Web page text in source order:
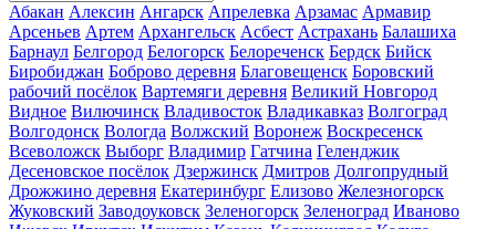
Абакан Алексин Ангарск Апрелевка Арзамас Армавир
Арсеньев Артем Архангельск Асбест Астрахань Балашиха
Барнаул Белгород Белогорск Белореченск Бердск Бийск
Биробиджан Боброво деревня Благовещенск Боровский
рабочий посёлок Вартемяги деревня Великий Новгород
Видное Вилючинск Владивосток Владикавказ Волгоград
Волгодонск Вологда Волжский Воронеж Воскресенск
Всеволожск Выборг Владимир Гатчина Геленджик
Десеновское посёлок Дзержинск Дмитров Долгопрудный
Дрожжино деревня Екатеринбург Елизово Железногорск
Жуковский Заводоуковск Зеленогорск Зеленоград Иваново